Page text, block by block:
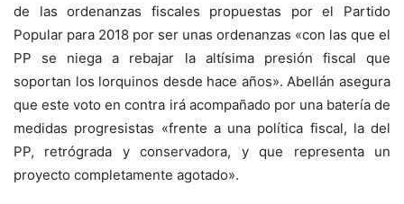
de las ordenanzas fiscales propuestas por el Partido
Popular para 2018 por ser unas ordenanzas «con las que el
PP se niega a rebajar la altísima presión fiscal que
soportan los lorquinos desde hace años». Abellán asegura
que este voto en contra irá acompañado por una batería de
medidas progresistas «frente a una política fiscal, la del
PP, retrógrada y conservadora, y que representa un
proyecto completamente agotado».